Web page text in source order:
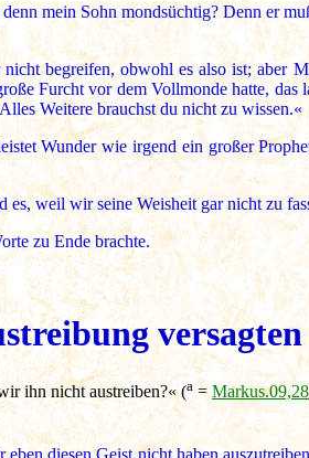
mein Sohn mondsüchtig? Denn er
begreifen, obwohl es also ist; aber
Furcht vor dem Vollmonde hatte, das
Weitere brauchst du nicht zu wissen.«
Wunder wie irgend ein großer
weil wir seine Weisheit gar nicht zu
zu Ende brachte.
versagten
ihn nicht austreiben?« (a = Markus.09,28